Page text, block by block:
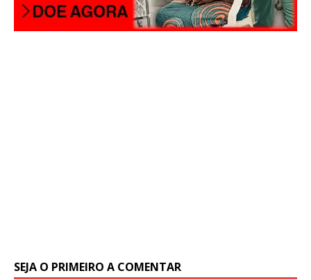
SEJA O PRIMEIRO A COMENTAR